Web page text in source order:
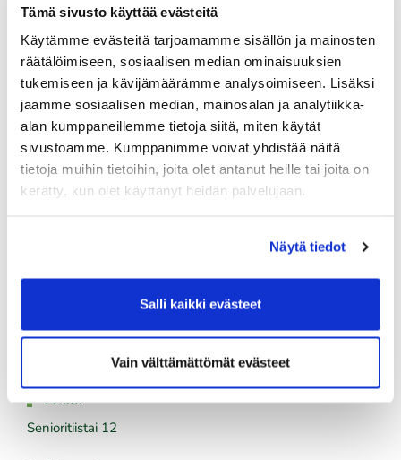
Tämä sivusto käyttää evästeitä
Käytämme evästeitä tarjoamamme sisällön ja mainosten
räätälöimiseen, sosiaalisen median ominaisuuksien
tukemiseen ja kävijämäärämme analysoimiseen. Lisäksi
jaamme sosiaalisen median, mainosalan ja analytiikka-
alan kumppaneillemme tietoja siitä, miten käytät
sivustoamme. Kumppanimme voivat yhdistää näitä
tietoja muihin tietoihin, joita olet antanut heille tai joita on
kerätty, kun olet käyttänyt heidän palvelujaan.
Näytä tiedot
Salli kaikki evästeet
Vain välttämättömät evästeet
Tulevat tapahtumat
08.08.
10.08.
Green Card kurssi Ma 10.8. klo 17-21
10.08.
Pariskuntagolf 5/7
11.08.
Senioritiistai 12